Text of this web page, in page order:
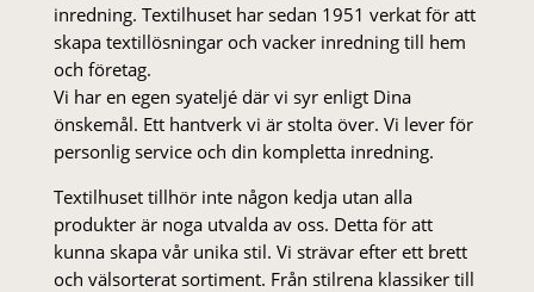
inredning. Textilhuset har sedan 1951 verkat för att
skapa textillösningar och vacker inredning till hem
och företag.
Vi har en egen syateljé där vi syr enligt Dina
önskemål. Ett hantverk vi är stolta över. Vi lever för
personlig service och din kompletta inredning.
Textilhuset tillhör inte någon kedja utan alla
produkter är noga utvalda av oss. Detta för att
kunna skapa vår unika stil. Vi strä­var efter ett brett
och välsorterat sor­ti­ment. Från stil­rena klas­siker till